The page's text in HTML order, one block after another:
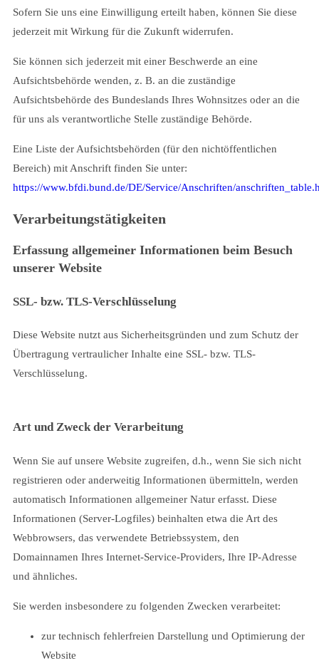
Sofern Sie uns eine Einwilligung erteilt haben, können Sie diese
jederzeit mit Wirkung für die Zukunft widerrufen.
Sie können sich jederzeit mit einer Beschwerde an eine
Aufsichtsbehörde wenden, z. B. an die zuständige
Aufsichtsbehörde des Bundeslands Ihres Wohnsitzes oder an die
für uns als verantwortliche Stelle zuständige Behörde.
Eine Liste der Aufsichtsbehörden (für den nichtöffentlichen
Bereich) mit Anschrift finden Sie unter:
https://www.bfdi.bund.de/DE/Service/Anschriften/
Verarbeitungstätigkeiten
Erfassung allgemeiner Informationen beim Besuch
unserer Website
SSL- bzw. TLS-Verschlüsselung
Diese Website nutzt aus Sicherheitsgründen und zum Schutz der
Übertragung vertraulicher Inhalte eine SSL- bzw. TLS-
Verschlüsselung.
Art und Zweck der Verarbeitung
Wenn Sie auf unsere Website zugreifen, d.h., wenn Sie sich nicht
registrieren oder anderweitig Informationen übermitteln, werden
automatisch Informationen allgemeiner Natur erfasst. Diese
Informationen (Server-Logfiles) beinhalten etwa die Art des
Webbrowsers, das verwendete Betriebssystem, den
Domainnamen Ihres Internet-Service-Providers, Ihre IP-Adresse
und ähnliches.
Sie werden insbesondere zu folgenden Zwecken verarbeitet:
zur technisch fehlerfreien Darstellung und Optimierung der
Website